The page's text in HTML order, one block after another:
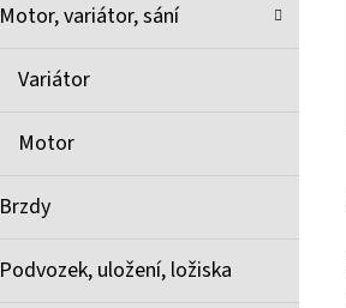
Motor, variátor, sání
Variátor
Motor
Brzdy
Podvozek, uložení, ložiska